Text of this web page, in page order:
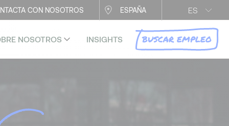
ES
CON NOSOTROS ESPAÑA
NOSOTROS INSIGHTS BUSCAR EMPLEO